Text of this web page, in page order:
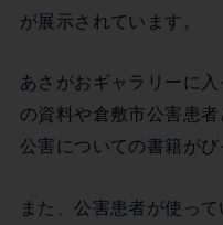
が展示されています。
あさがおギャラリーに
の資料や倉敷市公害患
公害についての書籍がび
また、公害患者が使っ